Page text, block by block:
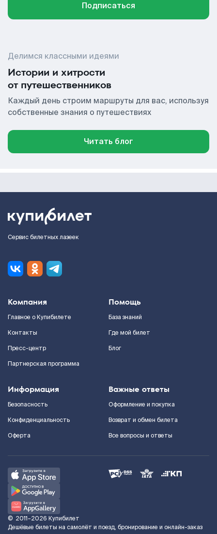
Подписаться
Делимся классными идеями
Истории и хитрости
от путешественников
Каждый день строим маршруты для вас, используя
собственные знания о путешествиях
Читать блог
Сервис билетных лазеек
Компания
Главное о Купибилете
Контакты
Пресс-центр
Партнерская программа
Помощь
База знаний
Где мой билет
Блог
Информация
Безопасность
Конфиденциальность
Оферта
Важные ответы
Оформление и покупка
Возврат и обмен билета
Все вопросы и ответы
© 2011–2026 Купибилет
Дешёвые билеты на самолёт и поезд, бронирование и онлайн-заказ